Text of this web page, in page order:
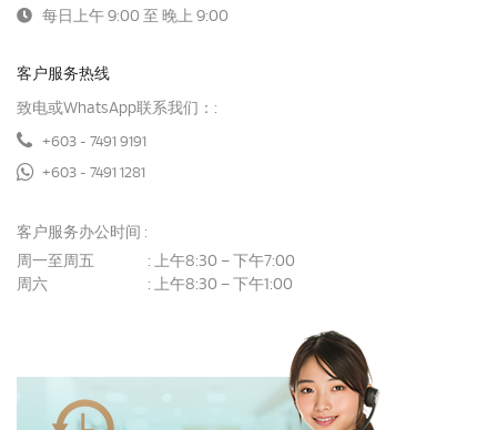
每日上午 9:00 至 晚上 9:00
客户服务热线
致电或WhatsApp联系我们：:
+603 - 7491 9191
+603 - 7491 1281
客户服务办公时间 :
周一至周五
: 上午8:30 – 下午7:00
周六
: 上午8:30 – 下午1:00